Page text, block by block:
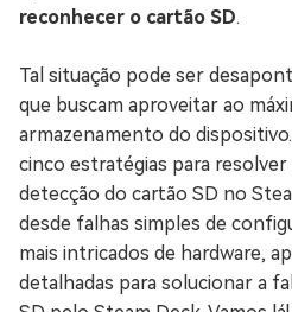
reconhecer o cartão SD.
Tal situação pode ser
que buscam aproveitar ao
armazenamento do
cinco estratégias para
detecção do cartão SD no
desde falhas simples de
mais intricados de hardware,
detalhadas para solucionar a